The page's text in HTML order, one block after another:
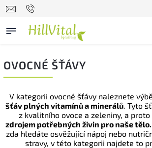
OVOCNÉ ŠŤÁVY
V kategorii ovocné šťávy naleznete
šťáv plných vitamínů a minerálů. Tyto
z kvalitního ovoce a zeleniny, a proto
zdrojem potřebných živin pro naše tělo.
zda hledáte osvěžující nápoj nebo
stravy, v této kategorii najdete to